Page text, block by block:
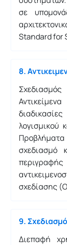
σε
Standard for
8.
λογισμικού
Προβλήματα
σχεδιασμό
σχεδίασης
9.
Διεπαφή